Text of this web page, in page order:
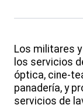
Los militares
los servicios
óptica, cine-
panadería, y
servicios de